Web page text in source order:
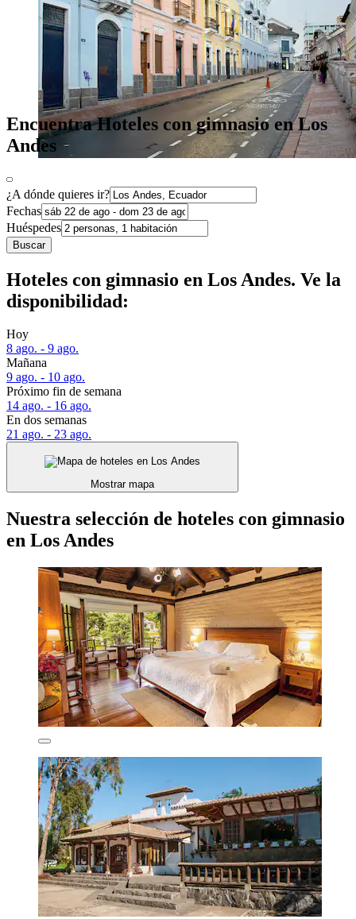
Encuentra Hoteles con gimnasio en Los
Andes
¿A dónde quieres ir?
Fechas
Huéspedes
Buscar
Hoteles con gimnasio en Los Andes. Ve la
disponibilidad:
Hoy
8 ago. - 9 ago.
Mañana
9 ago. - 10 ago.
Próximo fin de semana
14 ago. - 16 ago.
En dos semanas
21 ago. - 23 ago.
Mostrar mapa
Nuestra selección de hoteles con gimnasio
en Los Andes